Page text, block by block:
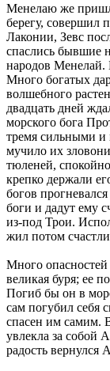
Менелаю же
берегу, совершил
Лаконии, Зевс
спаслись бывшие
народов Менелай.
Много богатых
волшебного
двадцать дней
морского бога
тремя сильными и
мучило их
тюленей,
крепко держали
богов
боги и дадут ему
из-под Трои.
жил потом
Много опасностей
великая буря; ее
Погиб бы он в
сам погубил себя
спасен им самим.
увлекла за собой
радость